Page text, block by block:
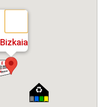
Bizkaia